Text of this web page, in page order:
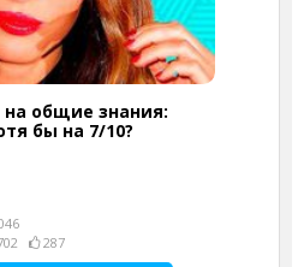
на общие знания:
бы на 7/10?
287